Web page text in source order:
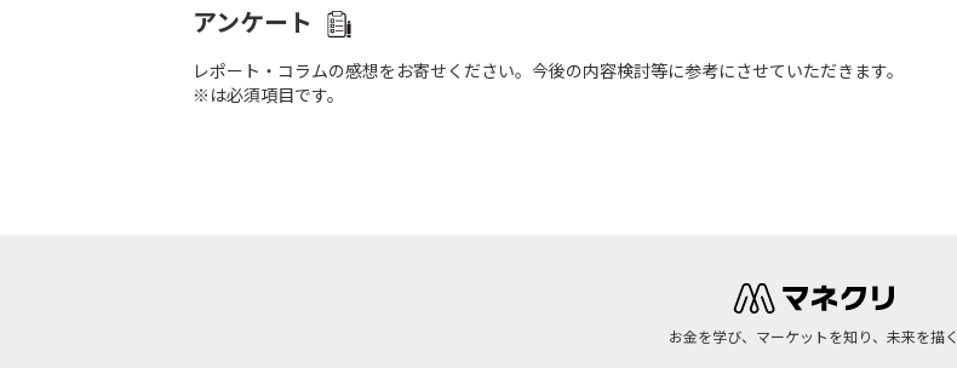
アンケート
レポート・コラムの感想をお寄せください。今後の内容検討等に参考にさせていただきます。
※は必須項目です。
お金を学び、マーケットを知り、未来を描く